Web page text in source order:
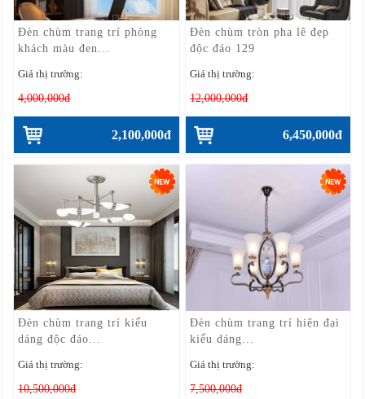
Đèn chùm trang trí phòng
khách màu đen...
Giá thị trường:
4,000,000đ
2,100,000đ
Đèn chùm tròn pha lê đẹp
độc đáo 129
Giá thị trường:
12,000,000đ
6,450,000đ
Đèn chùm trang trí kiểu
dáng độc đáo...
Giá thị trường:
10,500,000đ
Đèn chùm trang trí hiện đại
kiểu dáng...
Giá thị trường:
7,500,000đ